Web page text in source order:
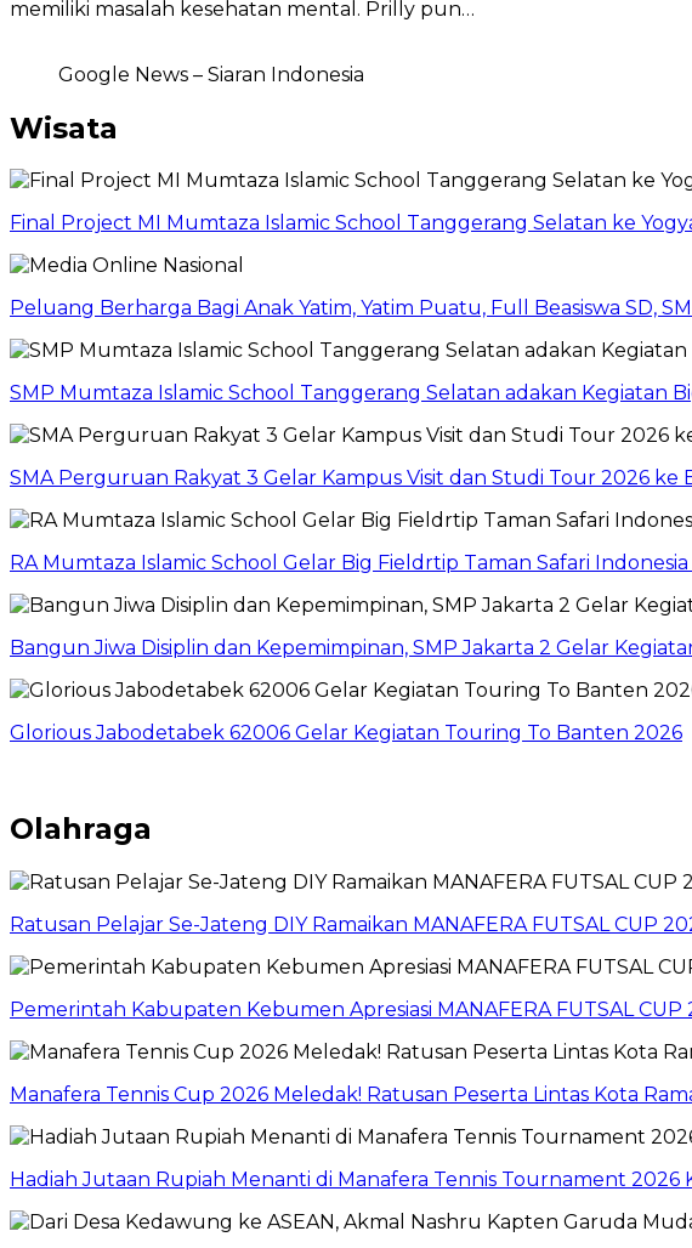
memiliki masalah kesehatan mental. Prilly pun…
Google News – Siaran Indonesia
Wisata
Final Project MI Mumtaza Islamic School Tanggerang Selatan ke
Peluang Berharga Bagi Anak Yatim, Yatim Puatu, Full Beasiswa SD,
SMP Mumtaza Islamic School Tanggerang Selatan adakan Kegiatan
SMA Perguruan Rakyat 3 Gelar Kampus Visit dan Studi Tour 2026 ke
RA Mumtaza Islamic School Gelar Big Fieldrtip Taman Safari
Bangun Jiwa Disiplin dan Kepemimpinan, SMP Jakarta 2 Gelar
Glorious Jabodetabek 62006 Gelar Kegiatan Touring To Banten 2026
Olahraga
Ratusan Pelajar Se-Jateng DIY Ramaikan MANAFERA FUTSAL CUP
Pemerintah Kabupaten Kebumen Apresiasi MANAFERA FUTSAL
Manafera Tennis Cup 2026 Meledak! Ratusan Peserta Lintas Kota
Hadiah Jutaan Rupiah Menanti di Manafera Tennis Tournament 2026